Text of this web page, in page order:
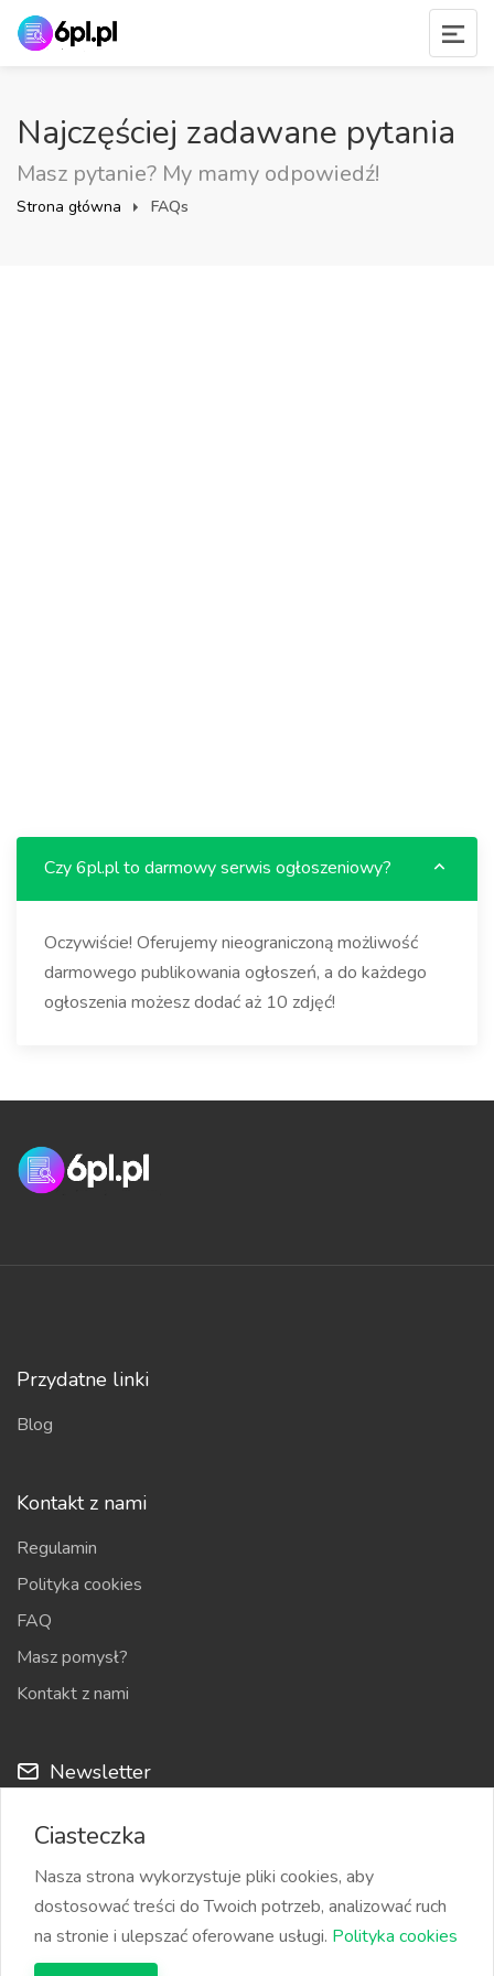
Najczęściej zadawane pytania
Masz pytanie? My mamy odpowiedź!
Strona główna FAQs
Czy 6pl.pl to darmowy serwis ogłoszeniowy?
Oczywiście! Oferujemy nieograniczoną możliwość
darmowego publikowania ogłoszeń, a do każdego
ogłoszenia możesz dodać aż 10 zdjęć!
Przydatne linki
Blog
Kontakt z nami
Regulamin
Polityka cookies
FAQ
Masz pomysł?
Kontakt z nami
Newsletter
z serwisu i najciekawsze ogłoszenia
Ciasteczka
Nasza strona wykorzystuje pliki cookies, aby
dostosować treści do Twoich potrzeb, analizować ruch
na stronie i ulepszać oferowane usługi. Polityka cookies